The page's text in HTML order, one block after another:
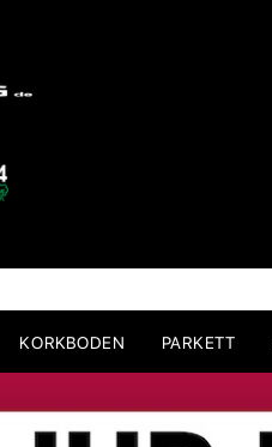
KORKBODEN PARKETT